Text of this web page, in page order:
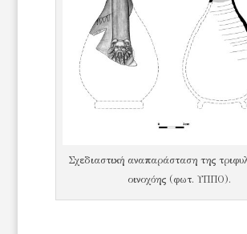
Σχεδιαστική αναπαράσταση της
οινοχόης (φωτ. ΥΠΠΟ).